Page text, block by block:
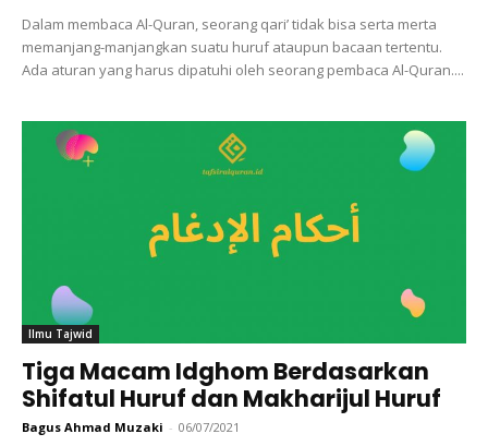
Dalam membaca Al-Quran, seorang qari’ tidak bisa serta merta
memanjang-manjangkan suatu huruf ataupun bacaan tertentu.
Ada aturan yang harus dipatuhi oleh seorang pembaca Al-Quran....
Ilmu Tajwid
Tiga Macam Idghom Berdasarkan
Shifatul Huruf dan Makharijul Huruf
Bagus Ahmad Muzaki - 06/07/2021